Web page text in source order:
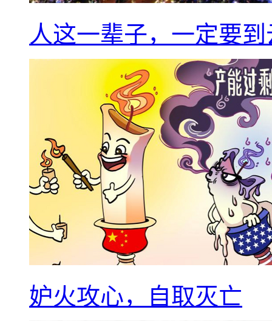
人这一辈子，一定要
妒火攻心，自取灭亡